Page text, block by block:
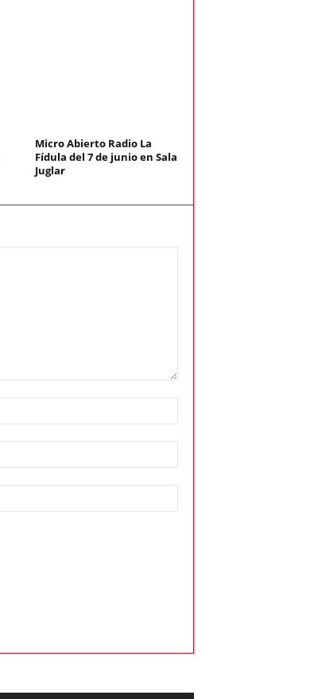
Micro Abierto Radio La
Fídula del 7 de junio en Sala
Juglar